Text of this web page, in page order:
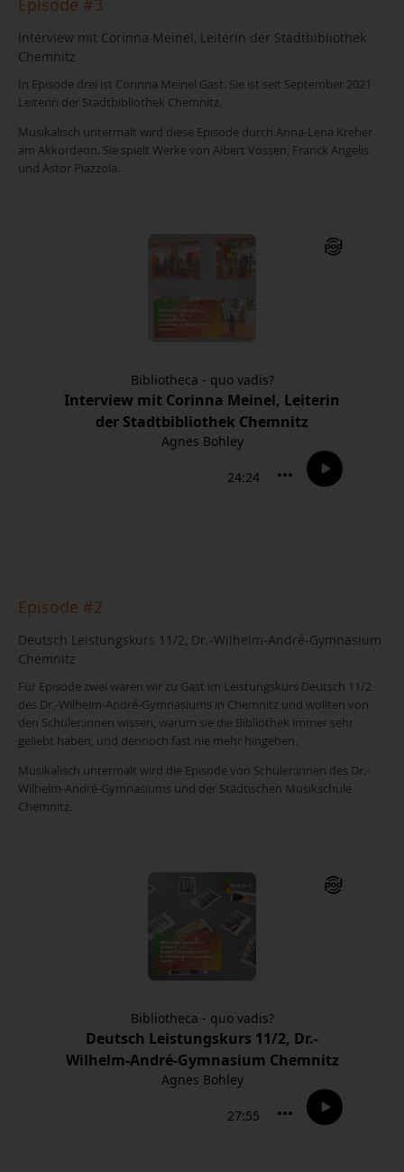
Episode #3
Interview mit Corinna Meinel, Leiterin der Stadtbibliothek
Chemnitz
In Episode drei ist Corinna Meinel Gast. Sie ist seit September 2021
Leiterin der Stadtbibliothek Chemnitz.
Musikalisch untermalt wird diese Episode durch Anna-Lena Kreher
am Akkordeon. Sie spielt Werke von Albert Vossen, Franck Angelis
und Astor Piazzola.
Episode #2
Deutsch Leistungskurs 11/2, Dr.-Wilhelm-André-Gymnasium
Chemnitz
Für Episode zwei waren wir zu Gast im Leistungskurs Deutsch 11/2
des Dr.-Wilhelm-André-Gymnasiums in Chemnitz und wollten von
den Schüler:innen wissen, warum sie die Bibliothek immer sehr
geliebt haben, und dennoch fast nie mehr hingehen.
Musikalisch untermalt wird die Episode von Schüler:innen des Dr.-
Wilhelm-André-Gymnasiums und der Städtischen Musikschule
Chemnitz.